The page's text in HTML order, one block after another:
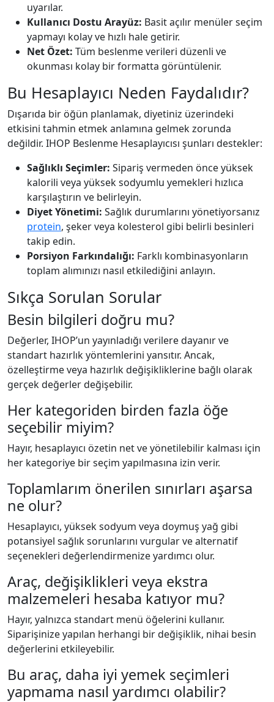
uyarılar.
Kullanıcı Dostu Arayüz: Basit açılır menüler seçim
yapmayı kolay ve hızlı hale getirir.
Net Özet: Tüm beslenme verileri düzenli ve
okunması kolay bir formatta görüntülenir.
Bu Hesaplayıcı Neden Faydalıdır?
Dışarıda bir öğün planlamak, diyetiniz üzerindeki
etkisini tahmin etmek anlamına gelmek zorunda
değildir. IHOP Beslenme Hesaplayıcısı şunları destekler:
Sağlıklı Seçimler: Sipariş vermeden önce yüksek
kalorili veya yüksek sodyumlu yemekleri hızlıca
karşılaştırın ve belirleyin.
Diyet Yönetimi: Sağlık durumlarını yönetiyorsanız
protein, şeker veya kolesterol gibi belirli besinleri
takip edin.
Porsiyon Farkındalığı: Farklı kombinasyonların
toplam alımınızı nasıl etkilediğini anlayın.
Sıkça Sorulan Sorular
Besin bilgileri doğru mu?
Değerler, IHOP’un yayınladığı verilere dayanır ve
standart hazırlık yöntemlerini yansıtır. Ancak,
özelleştirme veya hazırlık değişikliklerine bağlı olarak
gerçek değerler değişebilir.
Her kategoriden birden fazla öğe
seçebilir miyim?
Hayır, hesaplayıcı özetin net ve yönetilebilir kalması için
her kategoriye bir seçim yapılmasına izin verir.
Toplamlarım önerilen sınırları aşarsa
ne olur?
Hesaplayıcı, yüksek sodyum veya doymuş yağ gibi
potansiyel sağlık sorunlarını vurgular ve alternatif
seçenekleri değerlendirmenize yardımcı olur.
Araç, değişiklikleri veya ekstra
malzemeleri hesaba katıyor mu?
Hayır, yalnızca standart menü öğelerini kullanır.
Siparişinize yapılan herhangi bir değişiklik, nihai besin
değerlerini etkileyebilir.
Bu araç, daha iyi yemek seçimleri
yapmama nasıl yardımcı olabilir?